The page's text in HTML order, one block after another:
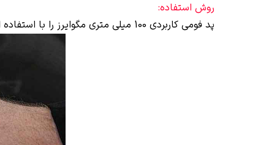
روش استفاده:
پد فومی کاربردی 100 میلی متری مگوایرز را با استفاده از چند قطره از واکس یا محصول مورد نظر خود، اشباع نموده و سپس روی سطح بکشید.